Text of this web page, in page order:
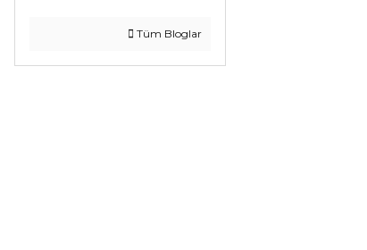
Tüm Bloglar